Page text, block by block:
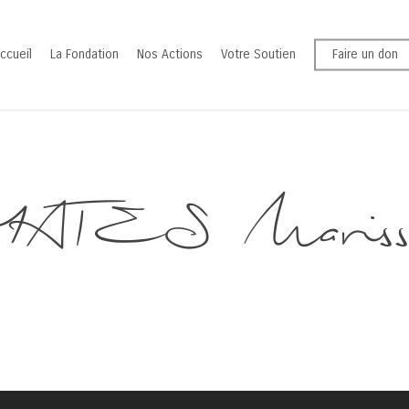
La Fondation Nos Actions Votre Soutien Faire un don